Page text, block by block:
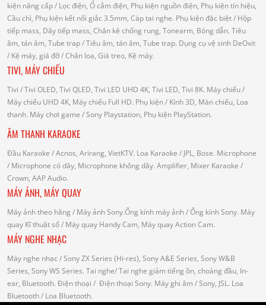
kiện nâng cấp/ Lọc điện, Ổ cắm điện, Phụ kiện nguồn điện, Phụ kiện tín hiệu,
Cầu chì, Phụ kiện kết nối giắc 3.5mm, Cáp tai nghe. Phụ kiện đặc biệt/ Hộp
tiếp mass, Dây tiếp mass, Chân kê chống rung, Tonearm, Bóng dẫn. Tiêu
âm, tán âm, Tube trap/ Tiêu âm, tán âm, Tube trap. Dụng cụ vệ sinh DeOxit
/ Kệ máy, giá đỡ/ Chân loa, Giá treo, Kệ máy.
TIVI, MÁY CHIẾU
Tivi / Tivi OLED, Tivi QLED, Tivi LED UHD 4K, Tivi LED, Tivi 8K. Máy chiếu/
Máy chiếu UHD 4K, Máy chiếu Full HD. Phụ kiện/ Kính 3D, Màn chiếu, Loa
thanh. Máy chơi game / Sony Playstation, Phụ kiện PlayStation.
ÂM THANH KARAOKE
Đầu Karaoke / Acnos, Arirang, VietKTV. Loa Karaoke / JPL, Bose. Microphone
/ Microphone có dây, Microphone không dây. Amplifier, Mixer Karaoke /
Crown, AAP Audio.
MÁY ẢNH, MÁY QUAY
Máy ảnh theo hãng / Máy ảnh Sony.Ống kính máy ảnh / Ống kính Sony. Máy
quay Kĩ thuật số/ Máy quay Handy Cam, Máy quay Action Cam.
MÁY NGHE NHẠC
Máy nghe nhạc / Sony ZX Series (Hi-res), Sony A&E Series, Sony W&B
Series, Sony WS Series. Tai nghe/ Tai nghe giảm tiếng ồn, choàng đầu, In-
ear, Bluetooth. Điện thoại / Điện thoại Sony. Máy ghi âm / Sony, JSL. Loa
Bluetooth/ Loa Bluetooth.